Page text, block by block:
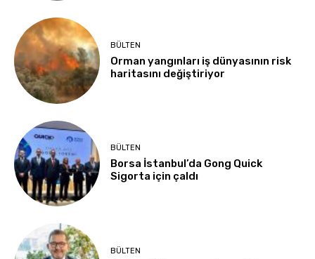
BÜLTEN
Orman yangınları iş dünyasının risk
haritasını değiştiriyor
BÜLTEN
Borsa İstanbul’da Gong Quick
Sigorta için çaldı
BÜLTEN